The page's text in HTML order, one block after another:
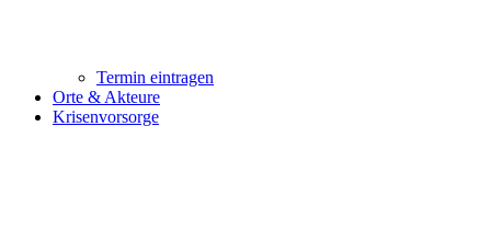
Termin eintragen
Orte & Akteure
Krisenvorsorge